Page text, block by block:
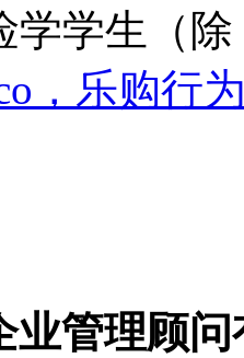
学学生（除
，乐购行
业管理顾